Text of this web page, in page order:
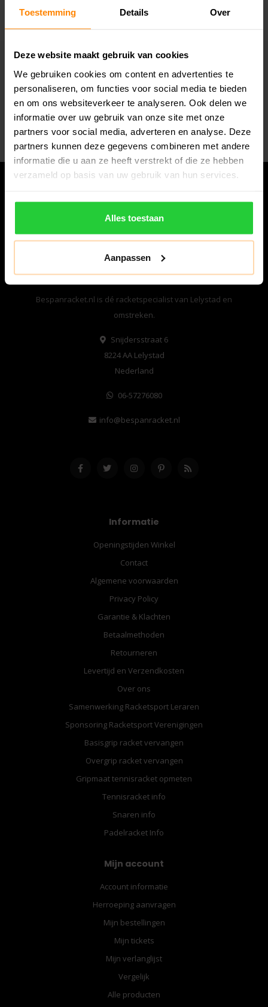
Toestemming Details Over
Deze website maakt gebruik van cookies
We gebruiken cookies om content en advertenties te
personaliseren, om functies voor social media te bieden
en om ons websiteverkeer te analyseren. Ook delen we
informatie over uw gebruik van onze site met onze
partners voor social media, adverteren en analyse. Deze
partners kunnen deze gegevens combineren met andere
informatie die u aan ze heeft verstrekt of die ze hebben
verzameld op basis van uw gebruik van hun services.
Alles toestaan
Aanpassen
Abonneer je op onze nieuwsbrief
Blijf op de hoogte van alle acties die wij je aanbieden!
Abonneer
Bespanracket.nl is dé racketspecialist van Lelystad en
omstreken.
Snijdersstraat 6
8224 AA Lelystad
Nederland
06-57276080
info@bespanracket.nl
Informatie
Openingstijden Winkel
Contact
Algemene voorwaarden
Privacy Policy
Garantie & Klachten
Betaalmethoden
Retourneren
Levertijd en Verzendkosten
Over ons
Samenwerking Racketsport Leraren
Sponsoring Racketsport Verenigingen
Basisgrip racket vervangen
Overgrip racket vervangen
Gripmaat tennisracket opmeten
Tennisracket info
Snaren info
Padelracket Info
Mijn account
Account informatie
Herroeping aanvragen
Mijn bestellingen
Mijn tickets
Mijn verlanglijst
Vergelijk
Alle producten